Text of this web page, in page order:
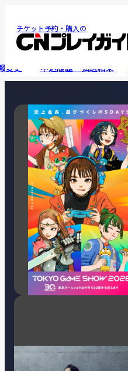
チケット予約・購入の
変更 申込履歴・抽選結果